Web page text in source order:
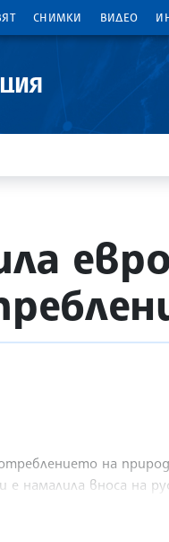
СНИМКИ ВИДЕО
на
намалила вноса на